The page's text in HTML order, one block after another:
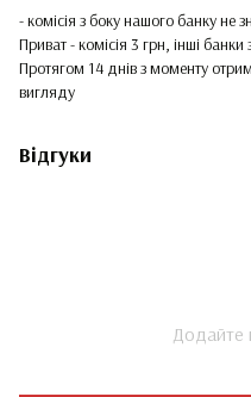
- комісія з боку нашого банку не
Приват - комісія 3 грн, інші
Протягом 14 днів з моменту
вигляду
Відгуки
Додайте